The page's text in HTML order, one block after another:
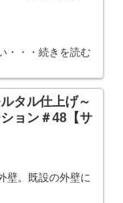
・・・続きを読む
タル仕上げ～
ョン＃48【サ
壁。既設の外壁に